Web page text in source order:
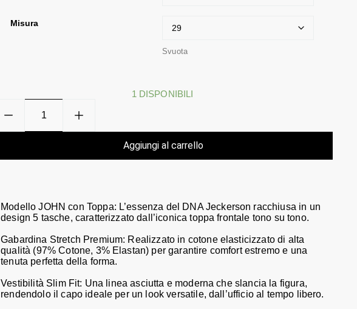
Misura
Svuota
1 DISPONIBILI
Aggiungi al carrello
Modello JOHN con Toppa: L’essenza del DNA Jeckerson racchiusa in un
design 5 tasche, caratterizzato dall’iconica toppa frontale tono su tono.
Gabardina Stretch Premium: Realizzato in cotone elasticizzato di alta
qualità (97% Cotone, 3% Elastan) per garantire comfort estremo e una
tenuta perfetta della forma.
Vestibilità Slim Fit: Una linea asciutta e moderna che slancia la figura,
rendendolo il capo ideale per un look versatile, dall’ufficio al tempo libero.